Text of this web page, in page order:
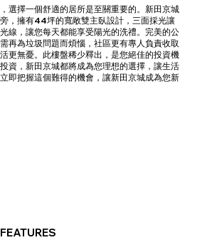
選擇一個舒適的居所是至關重要的。新田京城
，擁有44坪的寬敞雙主臥設計，三面採光讓
線，讓您每天都能享受陽光的洗禮。完美的公
再為垃圾問題而煩惱，社區更有專人負責收取
更無憂。此樓盤稀少釋出，是您絕佳的投資機
資，新田京城都將成為您理想的選擇，讓生活
即把握這個難得的機會，讓新田京城成為您新